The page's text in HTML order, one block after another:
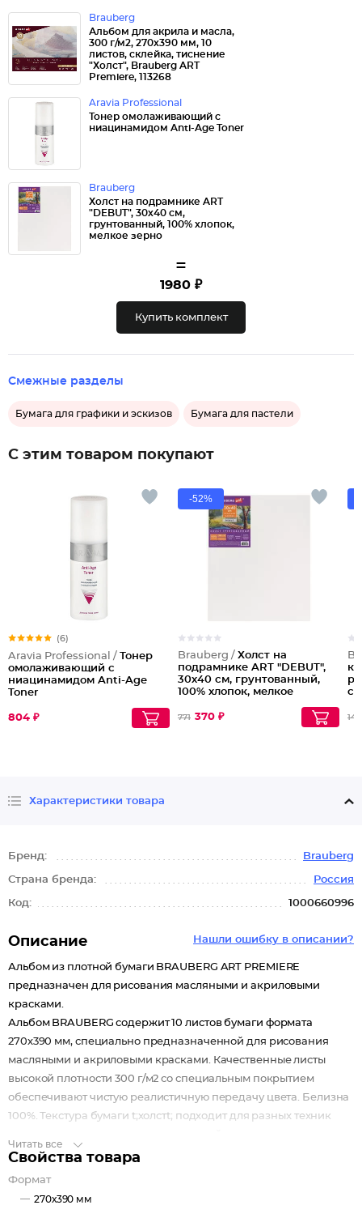
Brauberg
Альбом для акрила и масла,
300 г/м2, 270х390 мм, 10
листов, склейка, тиснение
"Холст", Brauberg ART
Premiere, 113268
Aravia Professional
Тонер омолаживающий с
ниацинамидом Anti-Age Toner
Brauberg
Холст на подрамнике ART
"DEBUT", 30х40 см,
грунтованный, 100% хлопок,
мелкое зерно
=
1980 ₽
Купить комплект
Смежные разделы
Бумага для графики и эскизов Бумага для пастели
С этим товаром покупают
(6)
Aravia Professional / Тонер
омолаживающий с
ниацинамидом Anti-Age
Toner
804 ₽
-52%
Brauberg / Холст на
подрамнике ART "DEBUT",
30х40 см, грунтованный,
100% хлопок, мелкое
Партия по 2шт
771 370 ₽ 149
Характеристики товара
Бренд: Brauberg
Страна бренда: Россия
Код: 1000660996
Нашли ошибку в описании?
Описание
Альбом из плотной бумаги BRAUBERG ART PREMIERE
предназначен для рисования масляными и акриловыми
красками.
Альбом BRAUBERG содержит 10 листов бумаги формата
270х390 мм, специально предназначенной для рисования
масляными и акриловыми красками. Качественные листы
высокой плотности 300 г/м2 со специальным покрытием
обеспечивают чистую реалистичную передачу цвета. Белизна
100%. Текстура бумаги t;холстt; подходит для разных техник
создания красивых зернистых эффектов. Обложка выполнена
Читать все
Свойства товара
Формат
270х390 мм